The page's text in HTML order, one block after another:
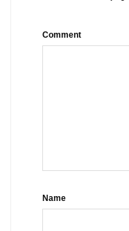
Comment
Name